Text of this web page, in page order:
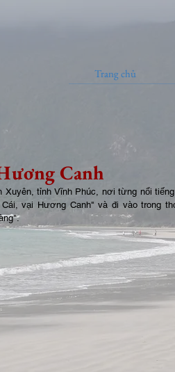
Trang chủ
Canh
Xuyên, tỉnh Vĩnh Phúc, nơi từng nổi
vại Hương Canh" và đi vào trong